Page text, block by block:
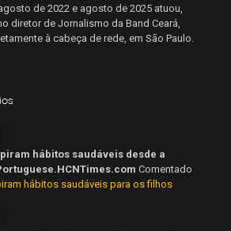
de 2022 e agosto de 2025 atuou,
diretor de Jornalismo da Band Ceará,
à cabeça de rede, em São Paulo.
hábitos saudáveis desde a
Comentado
hábitos saudáveis para os filhos